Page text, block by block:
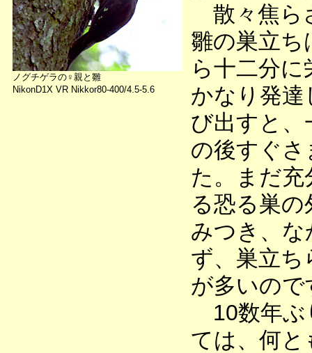
ノグチゲラの♀親と雛
NikonD1X VR Nikkor80-400/4.5-5.6
散々焦ら
雛の巣立ち
ら十二分
かなり発
び出すと
の後すぐ
た。まだ
る恐る巣
みつき、
ず、巣立
が多いの
10数年ぶ
ては、何